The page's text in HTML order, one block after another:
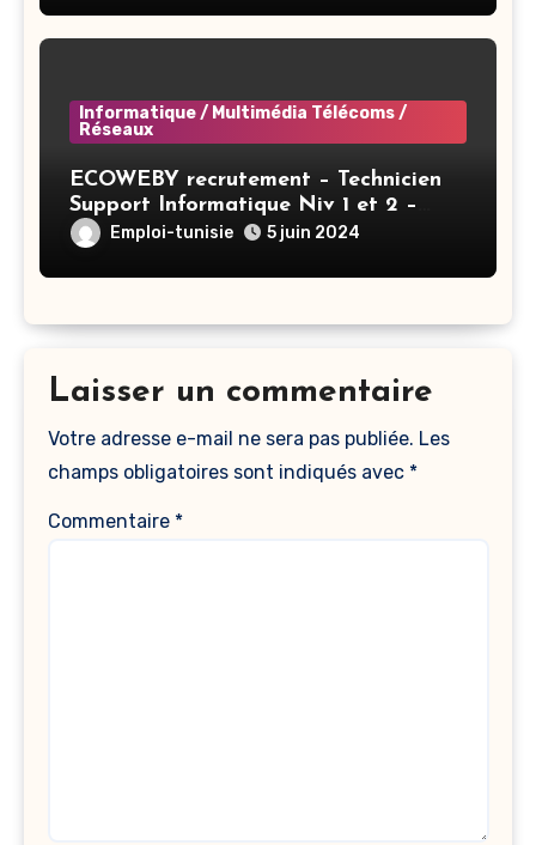
Informatique / Multimédia Télécoms /
Réseaux
ECOWEBY recrutement – Technicien
Support Informatique Niv 1 et 2 –
TunisEmploi-tunisie 5 juin 2024
Laisser un commentaire
Votre adresse e-mail ne sera pas publiée. Les
champs obligatoires sont indiqués avec *
Commentaire *